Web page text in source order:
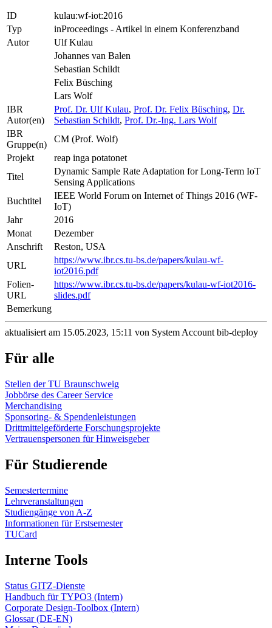
ID
kulau:wf-iot:2016
Typ
inProceedings - Artikel in einem Konferenzband
Autor
Ulf Kulau
Johannes van Balen
Sebastian Schildt
Felix Büsching
Lars Wolf
IBR
Autor(en)
Prof. Dr. Ulf Kulau, Prof. Dr. Felix Büsching, Dr.
Sebastian Schildt, Prof. Dr.-Ing. Lars Wolf
IBR
Gruppe(n)
CM (Prof. Wolf)
Projekt
reap inga potatonet
Titel
Dynamic Sample Rate Adaptation for Long-Term IoT
Sensing Applications
Buchtitel
IEEE World Forum on Internet of Things 2016 (WF-
IoT)
Jahr
2016
Monat
Dezember
Anschrift
Reston, USA
URL
https://www.ibr.cs.tu-bs.de/papers/kulau-wf-
iot2016.pdf
Folien-
URL
https://www.ibr.cs.tu-bs.de/papers/kulau-wf-iot2016-
slides.pdf
Bemerkung
aktualisiert am 15.05.2023, 15:11 von System Account bib-deploy
Für alle
Stellen der TU Braunschweig
Jobbörse des Career Service
Merchandising
Sponsoring- & Spendenleistungen
Drittmittelgeförderte Forschungsprojekte
Vertrauenspersonen für Hinweisgeber
Für Studierende
Semestertermine
Lehrveranstaltungen
Studiengänge von A-Z
Informationen für Erstsemester
TUCard
Interne Tools
Status GITZ-Dienste
Handbuch für TYPO3 (Intern)
Corporate Design-Toolbox (Intern)
Glossar (DE-EN)